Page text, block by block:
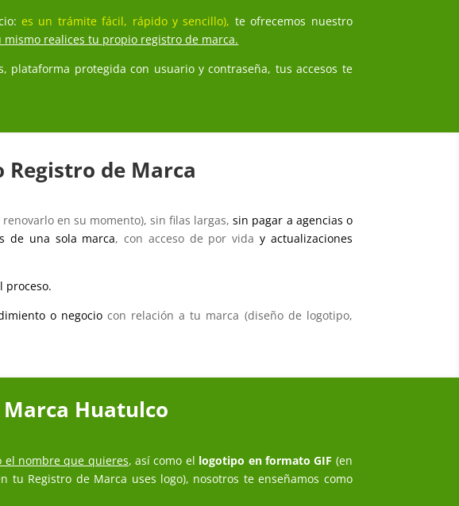
es un trámite fácil, rápido y sencillo), te ofrecemos nuestro
mismo realices tu propio registro de marca.
plataforma protegida con usuario y contraseña, tus accesos te
Registro de Marca
en su momento), sin filas largas,sin pagar a agencias o
de una sola marca, con acceso de por vida y actualizaciones
proceso.
o negocio con relación a tu marca (diseño de logotipo,
Huatulco
el nombre que quieres, así como el logotipo en formato GIF (en
Registro de Marca uses logo), nosotros te enseñamos como